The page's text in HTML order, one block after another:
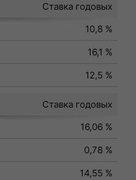
Ставка годовых
10,8 %
16,1 %
12,5 %
Ставка годовых
16,06 %
0,78 %
14,55 %